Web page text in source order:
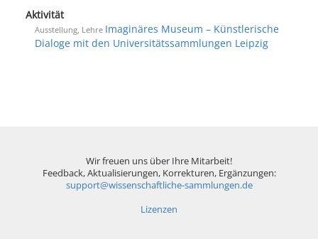
Aktivität
Ausstellung, Lehre Imaginäres Museum – Künstlerische
Dialoge mit den Universitätssammlungen Leipzig
Wir freuen uns über Ihre Mitarbeit!
Feedback, Aktualisierungen, Korrekturen, Ergänzungen:
support@wissenschaftliche-sammlungen.de
Lizenzen